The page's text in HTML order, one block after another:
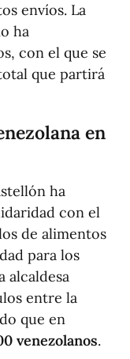
envíos. La
ha
con el que se
que partirá
en
ha
con el
de alimentos
para los
alcaldesa
entre la
que en
venezolanos.